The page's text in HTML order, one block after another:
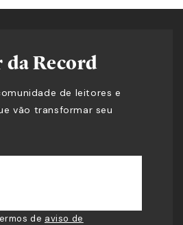
Record
de leitores e
vão transformar seu
de aviso de